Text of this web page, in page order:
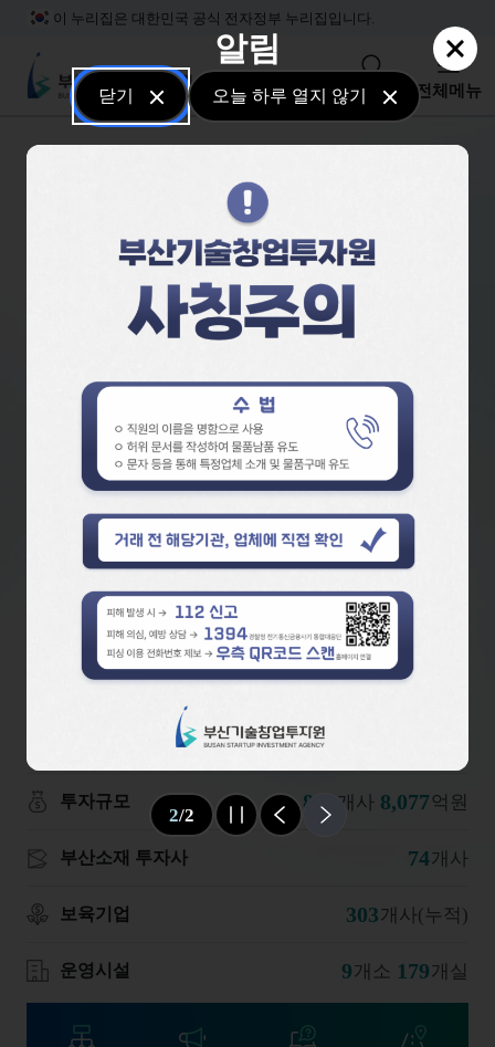
알림
닫기 오늘 하루 열지 않기
2/2
슬라이드 멈춤
이전 다음
본문 바로가기
주메뉴 바로가기
하단메뉴 바로가기
이 누리집은 대한민국 공식 전자정부 누리집입니다.
부산기술창업투자원
검색 전체메뉴
4/4
슬라이드 멈춤
이전 다음
데이터로 보는BSIA
부산시 조성펀드
투자규모 816 개사 8,077억원
부산소재 투자사 74개사
보육기업 303개사(누적)
운영시설 9개소 179개실